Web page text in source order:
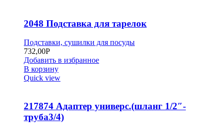
2048 Подставка для тарелок
Подставки, сушилки для посуды
732,00Р
Добавить в избранное
В корзину
Quick view
217874 Адаптер универс.(шланг 1/2″-
труба3/4)